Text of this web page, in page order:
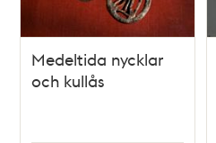
Medeltida nycklar
och kullås